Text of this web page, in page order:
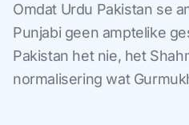
Omdat Urdu Pakistan se
Punjabi geen amptelike
Pakistan het nie, het
normalisering wat